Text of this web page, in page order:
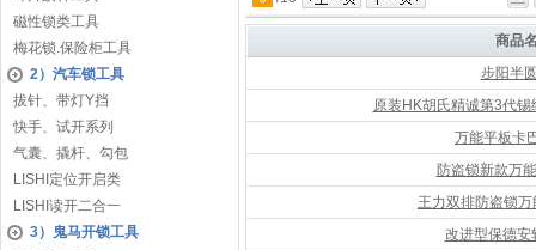
磁性锁类工具
梅花锁.保险柜工具
2）汽车锁工具
拔针、带灯Y挡
快手、试开系列
气囊、撬杆、勾包
LISHI定位开启类
LISHI读开二合一
3）鬼马开锁工具
商品
步阳半
原装HK胡氏精诚第3代
万能平板卡
防盗锁新款万
王力双排防盗锁
改进型保德安